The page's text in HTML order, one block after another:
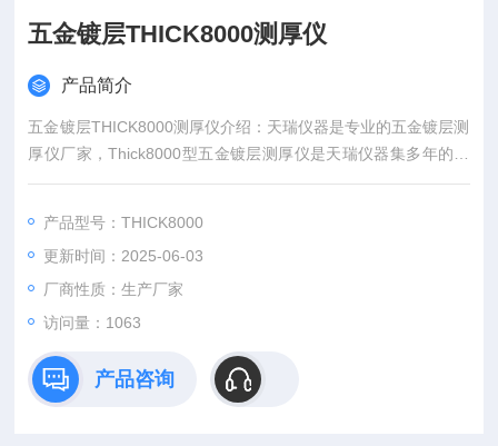
五金镀层THICK8000测厚仪
产品简介
五金镀层THICK8000测厚仪介绍：天瑞仪器是专业的五金镀层测
厚仪厂家，Thick8000型五金镀层测厚仪是天瑞仪器集多年的经
验，研发用于电镀层行业的一款高精度无损测试仪器，仪器可全
动平台，*达到了自动化，是一款功能*的仪器，为客户解决了测
试难题，在电镀检测中大展身手。
产品型号：THICK8000
更新时间：2025-06-03
厂商性质：生产厂家
访问量：1063
产品咨询